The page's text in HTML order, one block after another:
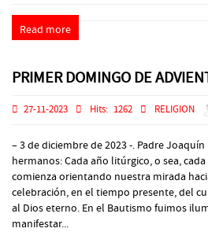
Read more
PRIMER DOMINGO DE
27-11-2023 Hits: 1262 RELIGION
– 3 de diciembre de 2023 -. Padre
hermanos: Cada año litúrgico, o sea,
comienza orientando nuestra mirada
celebración, en el tiempo presente, del
al Dios eterno. En el Bautismo fuimos
manifestar...